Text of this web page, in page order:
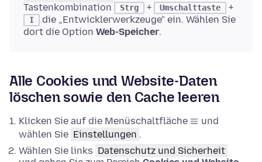
Tastenkombination
Strg + Umschalttaste +
I
die „Entwicklerwerkzeuge" ein. Wählen Sie
dort die Option Web-Speicher.
Alle Cookies und Website-Daten
löschen sowie den Cache leeren
Klicken Sie auf die Menüschaltfläche
und
wählen Sie Einstellungen .
Wählen Sie links Datenschutz und Sicherheit